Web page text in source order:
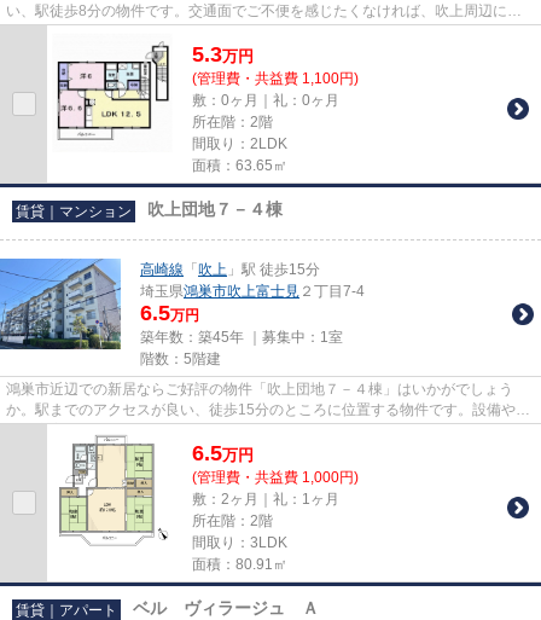
い、駅徒歩8分の物件です。交通面でご不便を感じたくなければ、吹上周辺に住
5.3万円
(管理費・共益費 1,100円)
敷：0ヶ月｜礼：0ヶ月
所在階：2階
間取り：2LDK
面積：63.65㎡
賃貸｜マンション 吹上団地７－４棟
高崎線 「 吹上 」駅 徒歩15分
埼玉県鴻巣市吹上富士見 ２丁目7-4
6.5万円
築年数：築45年 ｜募集中： 1室
階数：5階建
鴻巣市近辺での新居ならご好評の物件「吹上団地７－４棟」はいかがでしょう
か。駅までのアクセスが良い、徒歩15分のところに位置する物件です。設備や外
6.5万円
(管理費・共益費 1,000円)
敷：2ヶ月｜礼：1ヶ月
所在階：2階
間取り：3LDK
面積：80.91㎡
賃貸｜アパート ベル ヴィラージュ Ａ